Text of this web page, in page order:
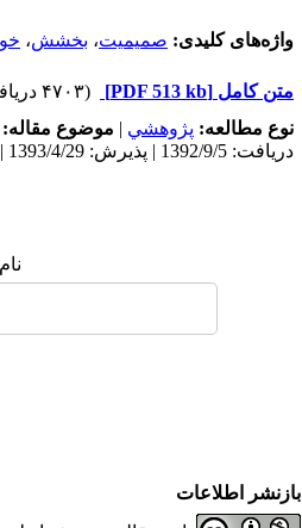
واژه‌های کلیدی: صمیمیت، بخشش،
متن کامل [PDF 513 kb]
(۴۷۰۳ دریافت)
نوع مطالعه: پژوهشي | موضوع مقاله:
دریافت: 1392/9/5 | پذیرش: 1393/4/29 | انتشار: 1395/11/5
بازنشر اطلاعات